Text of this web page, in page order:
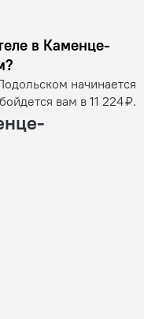
начинается
вам в 11 224 ₽.